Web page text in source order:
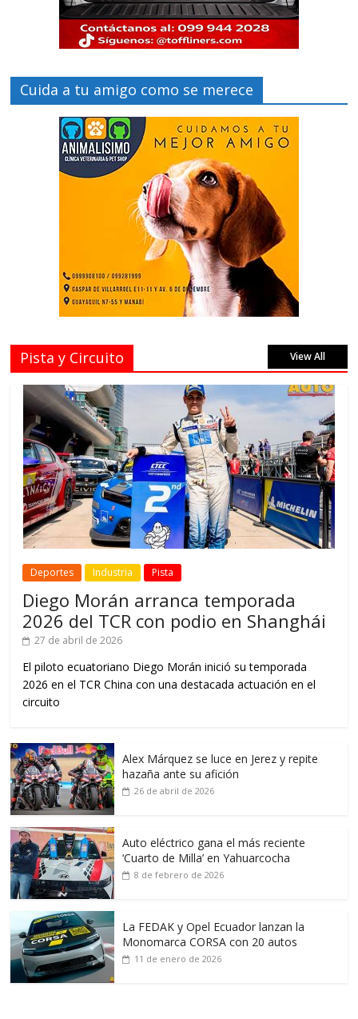
Cuida a tu amigo como se merece
Pista y Circuito View All
Deportes Industria Pista
Diego Morán arranca temporada
2026 del TCR con podio en Shanghái
27 de abril de 2026
El piloto ecuatoriano Diego Morán inició su temporada
2026 en el TCR China con una destacada actuación en el
circuito
Alex Márquez se luce en Jerez y repite
hazaña ante su afición
26 de abril de 2026
Auto eléctrico gana el más reciente
‘Cuarto de Milla’ en Yahuarcocha
8 de febrero de 2026
La FEDAK y Opel Ecuador lanzan la
Monomarca CORSA con 20 autos
11 de enero de 2026